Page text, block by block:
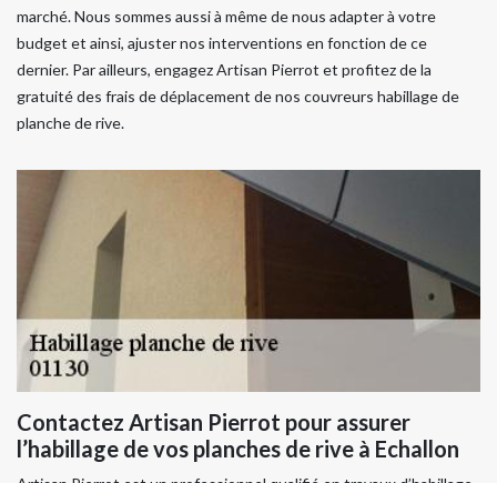
marché. Nous sommes aussi à même de nous adapter à votre
budget et ainsi, ajuster nos interventions en fonction de ce
dernier. Par ailleurs, engagez Artisan Pierrot et profitez de la
gratuité des frais de déplacement de nos couvreurs habillage de
planche de rive.
Contactez Artisan Pierrot pour assurer
l’habillage de vos planches de rive à Echallon